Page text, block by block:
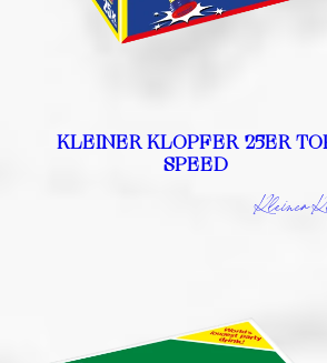
KLEINER KLOPFER 25ER
SPEED
Kleiner